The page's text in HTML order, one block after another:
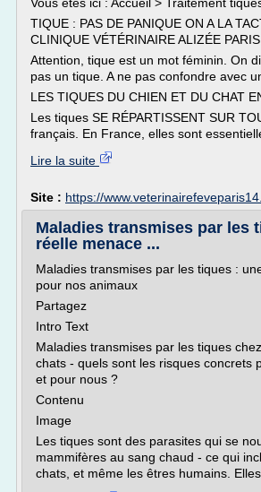
TIQUE : PAS DE PANIQUE ON A LA
CLINIQUE VÉTÉRINAIRE ALIZÉE
Attention, tique est un mot féminin. On
pas un tique. A ne pas confondre avec
LES TIQUES DU CHIEN ET DU CHAT
Les tiques SE RÉPARTISSENT SUR
français. En France, elles sont
Lire la suite
Site : https://
Maladies transmises par les
réelle menace ...
Maladies transmises par les tiques :
pour nos animaux
Partagez
Intro Text
Maladies transmises par les tiques
chats - quels sont les risques concrets
et pour nous ?
Contenu
Image
Les tiques sont des parasites qui se
mammifères au sang chaud - ce qui
chats, et même les êtres humains.